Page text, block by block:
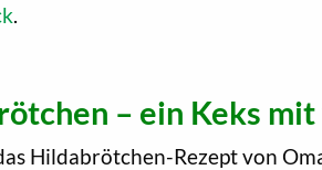
– ein Keks
Hildabrötchen-Rezept von